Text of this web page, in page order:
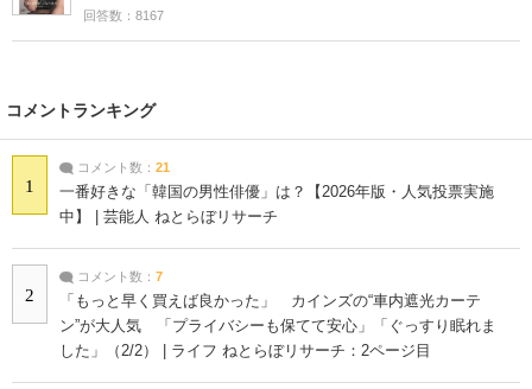
回答数：8167
コメントランキング
1
コメント数： 21
一番好きな「韓国の男性俳優」は？【2026年版・人気投票実施
中】 | 芸能人 ねとらぼリサーチ
2
コメント数： 7
「もっと早く買えば良かった」 カインズの“車内遮光カーテ
ン”が大人気 「プライバシーも保てて安心」「ぐっすり眠れま
した」（2/2） | ライフ ねとらぼリサーチ：2ページ目